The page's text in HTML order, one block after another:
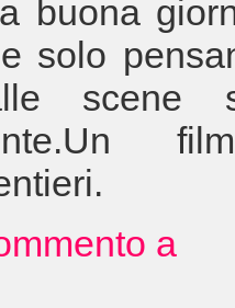
buona
solo
scene
a